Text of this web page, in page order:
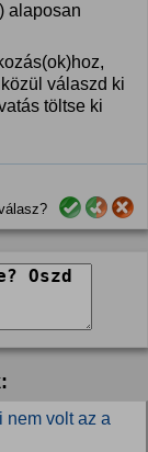
alaposan
válaszd ki
töltse ki
nem volt az a